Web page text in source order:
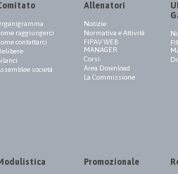
raggiungerci
contattarci
società
Allenatori
Notizie
Normativa e Attività
FIPAV WEB
MANAGER
Corsi
Area Download
La Commissione
Promozionale